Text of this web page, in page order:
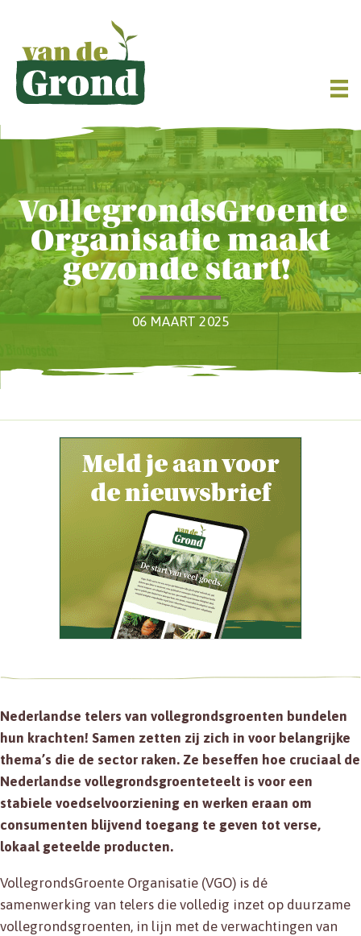
VollegrondsGroente
Organisatie maakt
gezonde start!
06 MAART 2025
Nederlandse telers van vollegrondsgroenten bundelen
hun krachten! Samen zetten zij zich in voor belangrijke
thema’s die de sector raken. Ze beseffen hoe cruciaal de
Nederlandse vollegrondsgroenteteelt is voor een
stabiele voedselvoorziening en werken eraan om
consumenten blijvend toegang te geven tot verse,
lokaal geteelde producten.
VollegrondsGroente Organisatie (VGO) is dé
samenwerking van telers die volledig inzet op duurzame
vollegrondsgroenten, in lijn met de verwachtingen van